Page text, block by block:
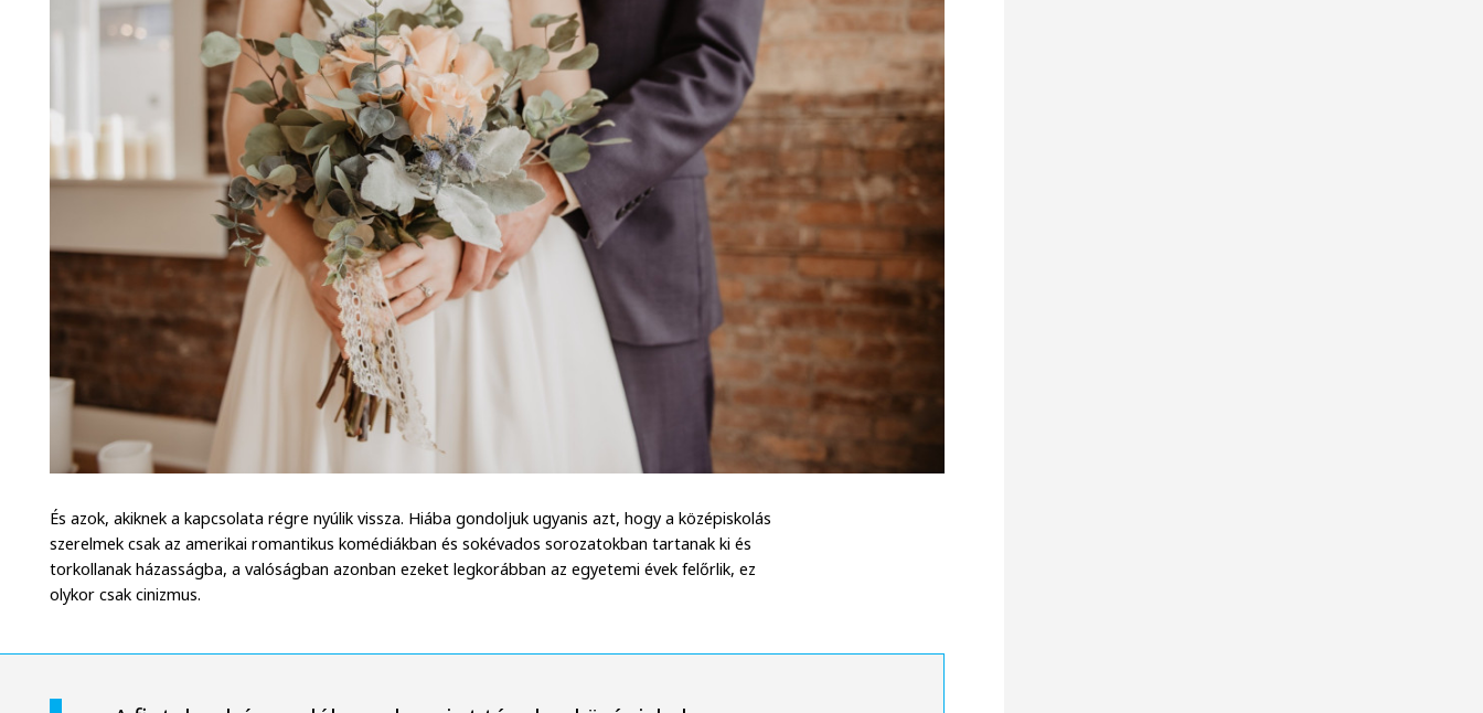
És azok, akiknek a kapcsolata régre nyúlik vissza. Hiába gondoljuk ugyanis azt, hogy a középiskolás
szerelmek csak az amerikai romantikus komédiákban és sokévados sorozatokban tartanak ki és
torkollanak házasságba, a valóságban azonban ezeket legkorábban az egyetemi évek felőrlik, ez
olykor csak cinizmus.